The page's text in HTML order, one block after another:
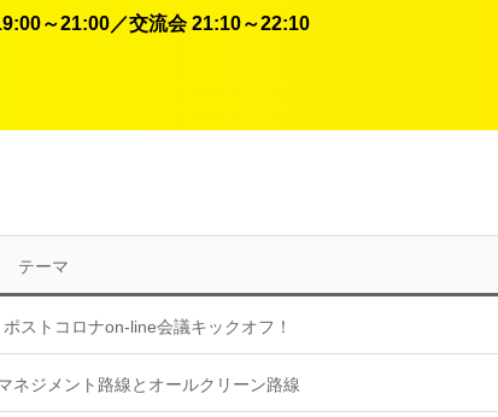
～21:00／交流会 21:10～22:10
テーマ
ストコロナon-line会議キックオフ！
ジメント路線とオールクリーン路線